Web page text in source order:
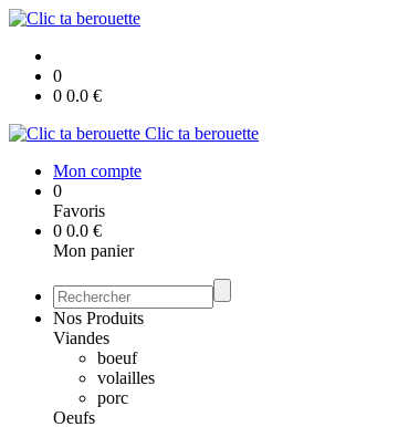
0
0 0.0 €
Clic ta berouette
Mon compte
0
Favoris
0 0.0 €
Mon panier
Nos Produits
Viandes
boeuf
volailles
porc
Oeufs